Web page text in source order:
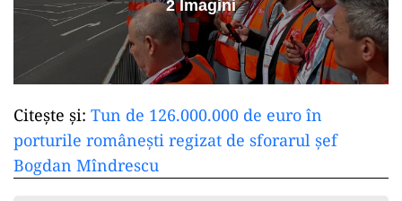
2 Imagini
Citește și: Tun de 126.000.000 de euro în
porturile românești regizat de sforarul șef
Bogdan Mîndrescu